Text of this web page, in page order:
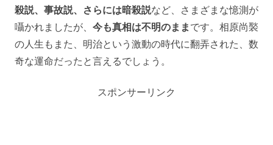
殺説、事故説、さらには暗殺説など、さまざまな憶測が
囁かれましたが、 今も真相は不明のままです。相原尚褧
の人生もまた、明治という激動の時代に翻弄された、数
奇な運命だったと言えるでしょう。
スポンサーリンク